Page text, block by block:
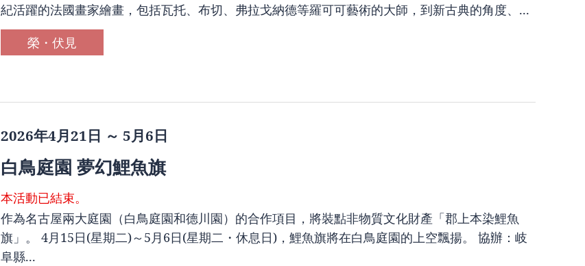
紀活躍的法國畫家繪畫，包括瓦托、布切、弗拉戈納德等羅可可藝術的大師，到新古典的角度、...
榮・伏見
2026年4月21日 ～ 5月6日
白鳥庭園 夢幻鯉魚旗
本活動已結束。
作為名古屋兩大庭園（白鳥庭園和德川園）的合作項目，將裝點非物質文化財產「郡上本染鯉魚
旗」。 4月15日(星期二)～5月6日(星期二・休息日)，鯉魚旗將在白鳥庭園的上空飄揚。 協辦：岐
阜縣...